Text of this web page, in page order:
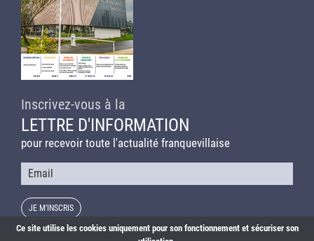
Ce site utilise les cookies uniquement pour son fonctionnement et sécuriser son
Inscrivez-vous à la
LETTRE D'INFORMATION
pour recevoir toute l'actualité franquevillaise
Courriel